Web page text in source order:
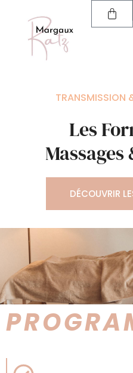
TRANSMISSION
Les
DÉCOUVRIR